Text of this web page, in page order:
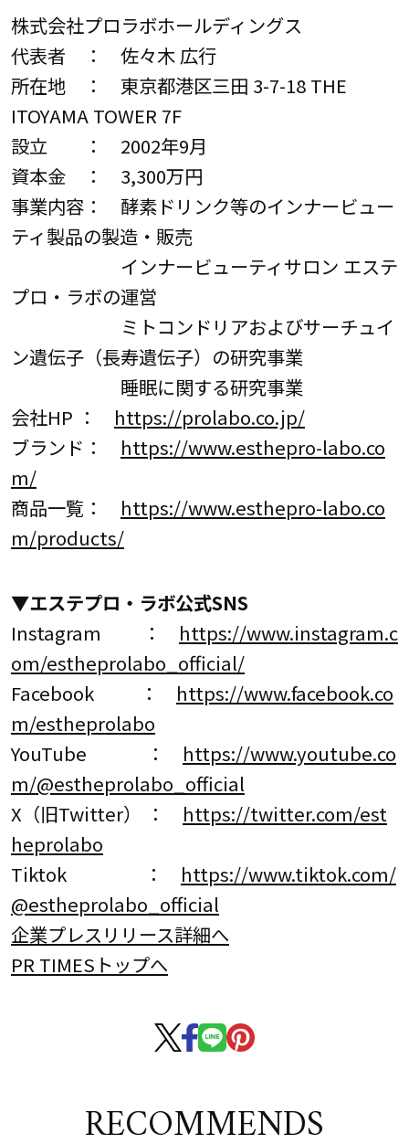
株式会社プロラボホールディングス
代表者 ： 佐々木 広行
所在地 ： 東京都港区三田 3-7-18 THE
ITOYAMA TOWER 7F
設立 ： 2002年9月
資本金 ： 3,300万円
事業内容： 酵素ドリンク等のインナービュー
ティ製品の製造・販売
インナービューティサロン エステ
プロ・ラボの運営
ミトコンドリアおよびサーチュイ
ン遺伝子（長寿遺伝子）の研究事業
睡眠に関する研究事業
会社HP ： https://prolabo.co.jp/
ブランド： https://www.esthepro-labo.co
m/
商品一覧： https://www.esthepro-labo.co
m/products/
▼エステプロ・ラボ公式SNS
Instagram ： https://www.instagram.c
om/estheprolabo_official/
Facebook ： https://www.facebook.co
m/estheprolabo
YouTube ： https://www.youtube.co
m/@estheprolabo_official
X（旧Twitter） ： https://twitter.com/est
heprolabo
Tiktok ： https://www.tiktok.com/
@estheprolabo_official
企業プレスリリース詳細へ
PR TIMESトップへ
RECOMMENDS